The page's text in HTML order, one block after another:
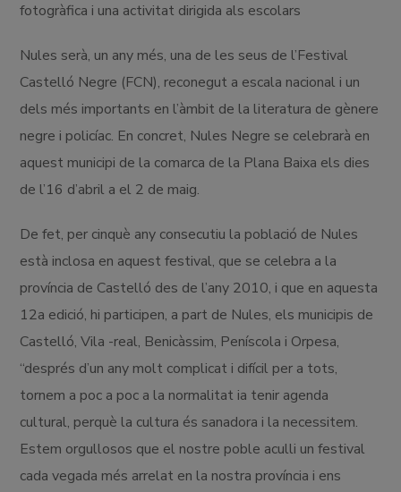
fotogràfica i una activitat dirigida als escolars
Nules serà, un any més, una de les seus de l’Festival
Castelló Negre (FCN), reconegut a escala nacional i un
dels més importants en l’àmbit de la literatura de gènere
negre i policíac. En concret, Nules Negre se celebrarà en
aquest municipi de la comarca de la Plana Baixa els dies
de l’16 d’abril a el 2 de maig.
De fet, per cinquè any consecutiu la població de Nules
està inclosa en aquest festival, que se celebra a la
província de Castelló des de l’any 2010, i que en aquesta
12a edició, hi participen, a part de Nules, els municipis de
Castelló, Vila -real, Benicàssim, Peníscola i Orpesa,
“després d’un any molt complicat i difícil per a tots,
tornem a poc a poc a la normalitat ia tenir agenda
cultural, perquè la cultura és sanadora i la necessitem.
Estem orgullosos que el nostre poble aculli un festival
cada vegada més arrelat en la nostra província i ens